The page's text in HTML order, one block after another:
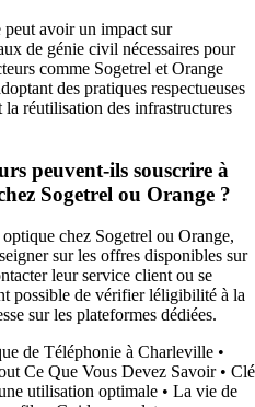
avoir un impact sur
de génie civil nécessaires pour
comme Sogetrel et Orange
des pratiques respectueuses
réutilisation des infrastructures
peuvent-ils souscrire à
Sogetrel ou Orange ?
chez Sogetrel ou Orange,
sur les offres disponibles sur
leur service client ou se
possible de vérifier léligibilité à la
sur les plateformes dédiées.
de Téléphonie à Charleville •
Ce Que Vous Devez Savoir• Clé
utilisation optimale • La vie de